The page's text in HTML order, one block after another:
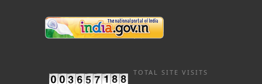
TOTAL SITE VISITS